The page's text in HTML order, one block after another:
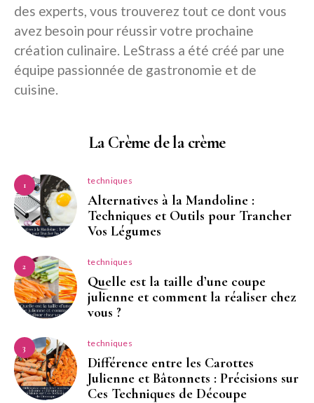
des experts, vous trouverez tout ce dont vous
avez besoin pour réussir votre prochaine
création culinaire. LeStrass a été créé par une
équipe passionnée de gastronomie et de
cuisine.
La Crème de la crème
1 techniques
Alternatives à la Mandoline :
Techniques et Outils pour Trancher
Vos Légumes
2 techniques
Quelle est la taille d’une coupe
julienne et comment la réaliser chez
vous ?
3 techniques
Différence entre les Carottes
Julienne et Bâtonnets : Précisions sur
Ces Techniques de Découpe